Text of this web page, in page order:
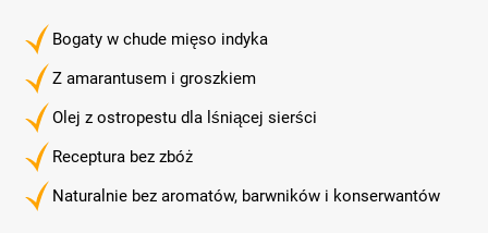
Bogaty w chude mięso indyka
Z amarantusem i groszkiem
Olej z ostropestu dla lśniącej sierści
Receptura bez zbóż
Naturalnie bez aromatów, barwników i konserwantów